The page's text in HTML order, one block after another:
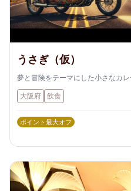
うさぎ（仮）
夢と冒険をテーマにした小さなカ
大阪府 飲食
ポイント最大オフ